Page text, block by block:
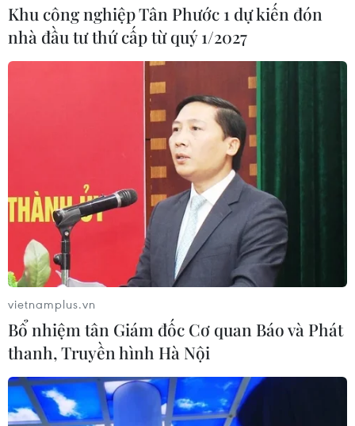
Lính cận vệ đã chặn lối vào cả nơi ở của Tổng thống
Bazoum và Phủ Tổng thống ở thủ đô Niamey, mặc dù
không xuất hiện động thái triển khai quân sự bất thường
Khu công nghiệp Tân Phước 1 dự kiến đón
nhà đầu tư thứ cấp từ quý 1/2027
vietnamplus.vn
Bổ nhiệm tân Giám đốc Cơ quan Báo và Phát
thanh, Truyền hình Hà Nội